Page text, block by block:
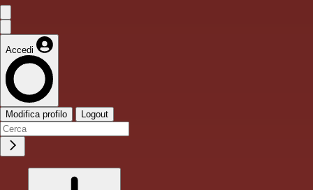
Accedi
Modifica profilo Logout